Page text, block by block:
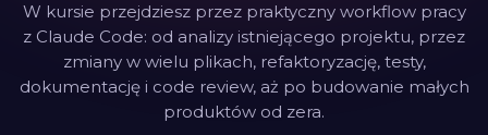
W kursie przejdziesz przez praktyczny workflow pracy
z Claude Code: od analizy istniejącego projektu, przez
zmiany w wielu plikach, refaktoryzację, testy,
dokumentację i code review, aż po budowanie małych
produktów od zera.